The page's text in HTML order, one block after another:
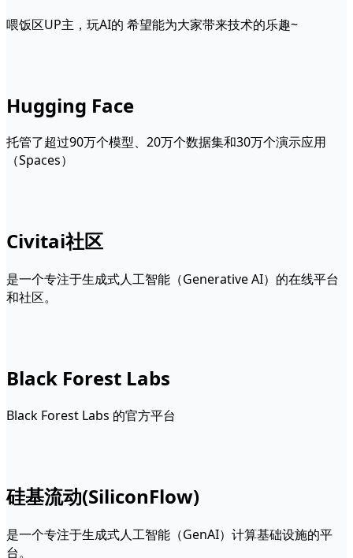
喂饭区UP主，玩AI的 希望能为大家带来技术的乐趣~
Hugging Face
托管了超过90万个模型、20万个数据集和30万个演示应用
（Spaces）
Civitai社区
是一个专注于生成式人工智能（Generative AI）的在线平台
和社区。
Black Forest Labs
Black Forest Labs 的官方平台
硅基流动(SiliconFlow)
是一个专注于生成式人工智能（GenAI）计算基础设施的平
台。